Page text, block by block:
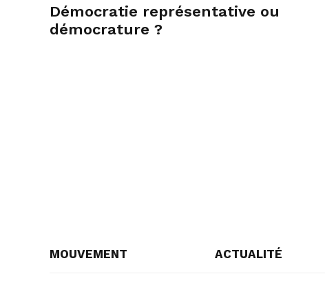
Démocratie représentative ou
démocrature ?
MOUVEMENT ACTUALITÉ